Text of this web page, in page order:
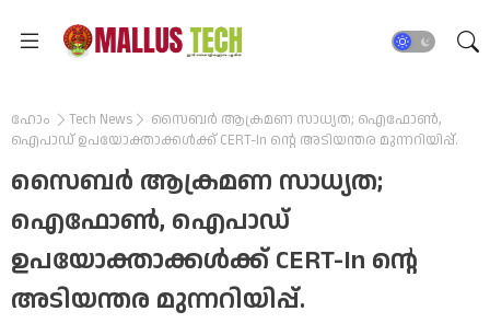
ഹോം Tech News
സൈബർ ആക്രമണ സാധ്യത; ഐഫോൺ,
ഐപാഡ് ഉപയോക്താക്കൾക്ക് CERT-In ന്റെ അടിയന്തര മുന്നറിയിപ്പ്.
സൈബർ ആക്രമണ സാധ്യത;
ഐഫോൺ, ഐപാഡ്
ഉപയോക്താക്കൾക്ക് CERT-In ന്റെ
അടിയന്തര മുന്നറിയിപ്പ്.